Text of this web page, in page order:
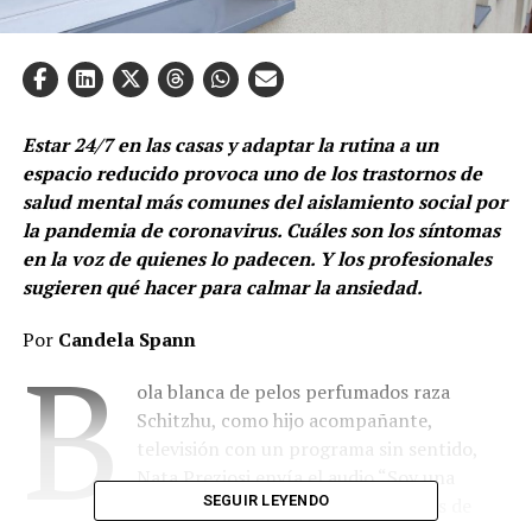
Estar 24/7 en las casas y adaptar la rutina a un
espacio reducido provoca uno de los trastornos de
salud mental más comunes del aislamiento social por
la pandemia de coronavirus. Cuáles son los síntomas
en la voz de quienes lo padecen. Y los profesionales
sugieren qué hacer para calmar la ansiedad.
Por Candela Spann
B
ola blanca de pelos perfumados raza
Schitzhu, como hijo acompañante,
televisión con un programa sin sentido,
Nata Preziosi envía el audio “Soy una
persona hiperactiva, con trastornos de
SEGUIR LEYENDO